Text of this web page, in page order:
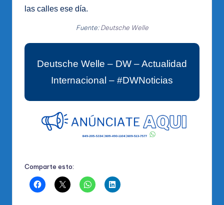
las calles ese día.
Fuente:Deutsche Welle
Deutsche Welle – DW – Actualidad
Internacional – #DWNoticias
Comparte esto: